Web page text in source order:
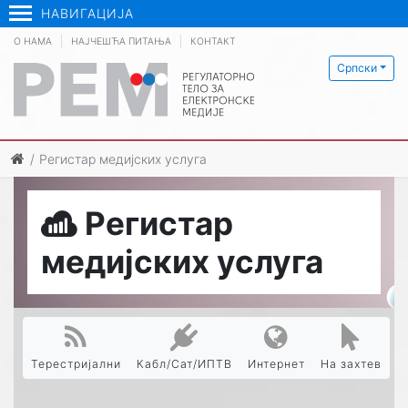
НАВИГАЦИЈА
Српски
О НАМА НАЈЧЕШЋА ПИТАЊА КОНТАКТ
Регистар медијских услуга
Регистар
медијских услуга
Терестријални Кабл/Сат/ИПТВ Интернет На захтев